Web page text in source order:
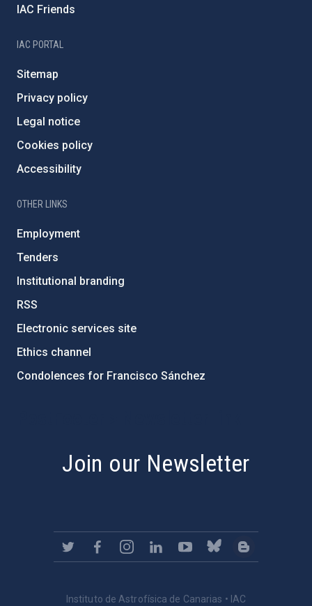
IAC Friends
IAC PORTAL
Sitemap
Privacy policy
Legal notice
Cookies policy
Accessibility
OTHER LINKS
Employment
Tenders
Institutional branding
RSS
Electronic services site
Ethics channel
Condolences for Francisco Sánchez
Join our Newsletter
Instituto de Astrofísica de Canarias • IAC